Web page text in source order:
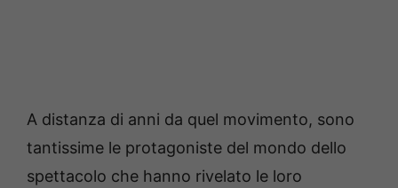
A distanza di anni da quel movimento, sono
tantissime le protagoniste del mondo dello
spettacolo che hanno rivelato le loro